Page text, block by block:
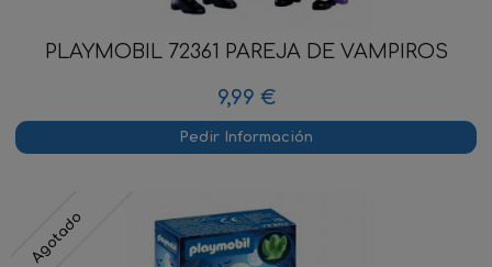
PLAYMOBIL 72361 PAREJA DE VAMPIROS
9,99 €
Pedir Información
Agotado